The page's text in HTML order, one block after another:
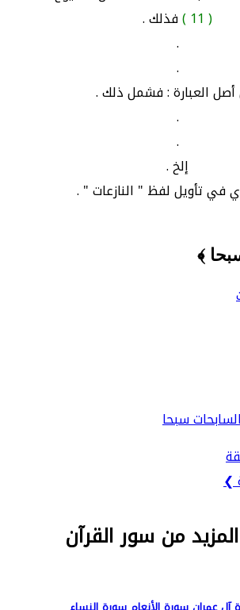
( 11 )
فذلك .
.
.
أصل العبارة : فشمل ذلك .
.
.
إلخ .
في تأويل لفظ " النازعات " .
﴾
سبحا
❯
من سور القرآن